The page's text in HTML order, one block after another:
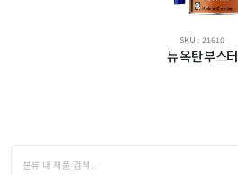
SKU : 21610
뉴 옥탄 부스터